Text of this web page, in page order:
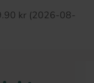
kr (2026-08-